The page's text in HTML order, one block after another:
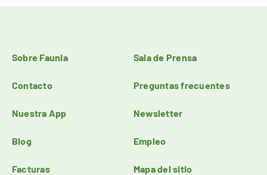
Sobre Faunia Sala de Prensa
Contacto Preguntas frecuentes
Nuestra App Newsletter
Blog Empleo
Facturas Mapa del sitio